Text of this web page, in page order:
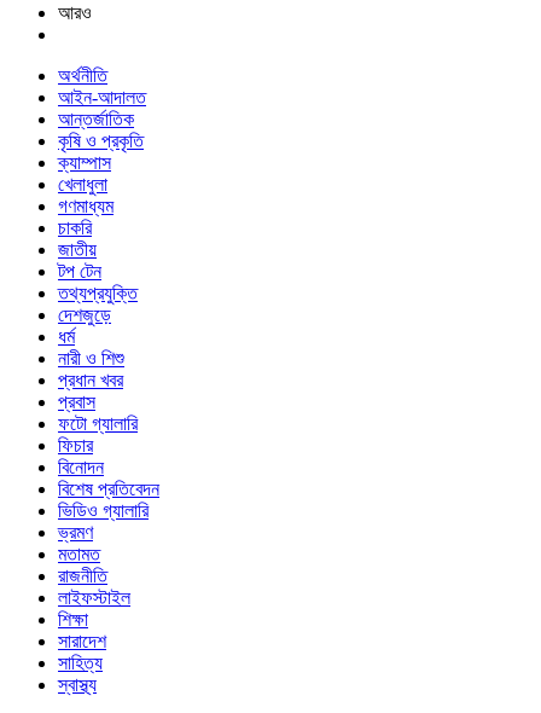
আরও
অর্থনীতি
আইন-আদালত
আন্তর্জাতিক
কৃষি ও প্রকৃতি
ক্যাম্পাস
খেলাধুলা
গণমাধ্যম
চাকরি
জাতীয়
টপ টেন
তথ্যপ্রযুক্তি
দেশজুড়ে
ধর্ম
নারী ও শিশু
প্রধান খবর
প্রবাস
ফটো গ্যালারি
ফিচার
বিনোদন
বিশেষ প্রতিবেদন
ভিডিও গ্যালারি
ভ্রমণ
মতামত
রাজনীতি
লাইফস্টাইল
শিক্ষা
সারাদেশ
সাহিত্য
স্বাস্থ্য